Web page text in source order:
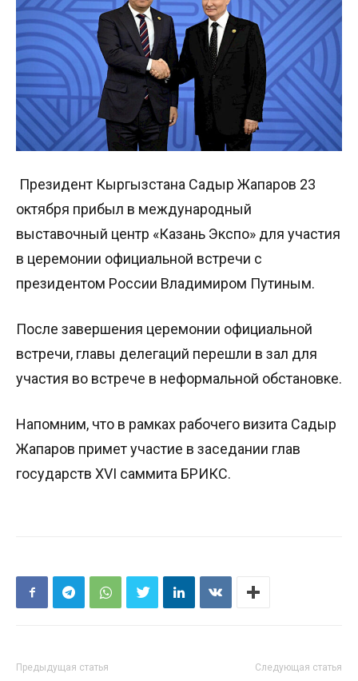
Президент Кыргызстана Садыр Жапаров 23
октября прибыл в международный
выставочный центр «Казань Экспо» для участия
в церемонии официальной встречи с
президентом России Владимиром Путиным.
После завершения церемонии официальной
встречи, главы делегаций перешли в зал для
участия во встрече в неформальной обстановке.
Напомним, что в рамках рабочего визита Садыр
Жапаров примет участие в заседании глав
государств XVI саммита БРИКС.
Предыдущая статья Следующая статья